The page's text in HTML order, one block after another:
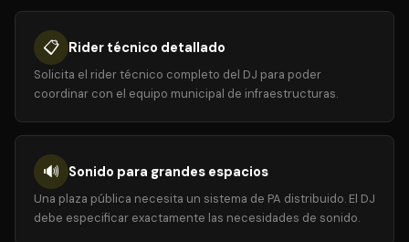
📋 Rider técnico detallado
Solicita el rider técnico completo del DJ para poder
coordinar con el equipo municipal de infraestructuras.
🔊 Sonido para grandes espacios
Una plaza pública necesita un sistema de PA distribuido. El DJ
debe especificar exactamente las necesidades de sonido.